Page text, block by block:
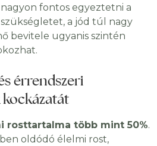
fontos egyeztetni a
szükségletet, a jód túl nagy
bevitele ugyanis szintén
érrendszeri
kockázatát
rosttartalma több mint 50%.
oldódó élelmi rost,